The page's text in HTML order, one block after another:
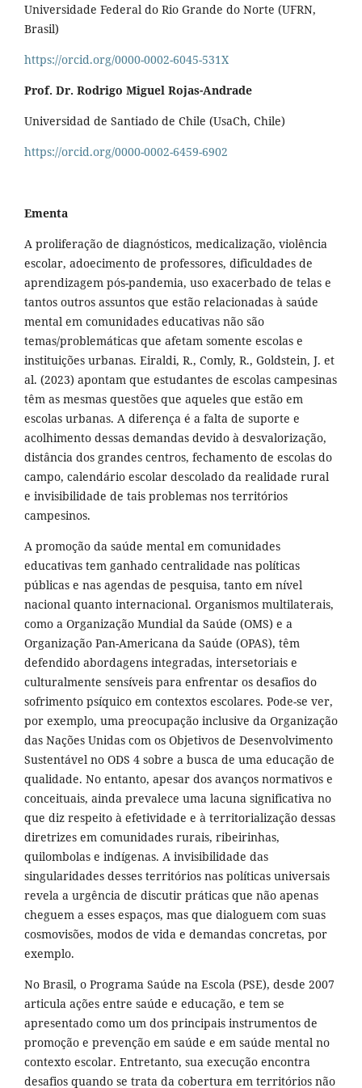
Universidade Federal do Rio Grande do Norte (UFRN,
Brasil)
https://orcid.org/0000-0002-6045-531X
Prof. Dr. Rodrigo Miguel Rojas-Andrade
Universidad de Santiado de Chile (UsaCh, Chile)
https://orcid.org/0000-0002-6459-6902
Ementa
A proliferação de diagnósticos, medicalização, violência
escolar, adoecimento de professores, dificuldades de
aprendizagem pós-pandemia, uso exacerbado de telas e
tantos outros assuntos que estão relacionadas à saúde
mental em comunidades educativas não são
temas/problemáticas que afetam somente escolas e
instituições urbanas. Eiraldi, R., Comly, R., Goldstein, J. et
al. (2023) apontam que estudantes de escolas campesinas
têm as mesmas questões que aqueles que estão em
escolas urbanas. A diferença é a falta de suporte e
acolhimento dessas demandas devido à desvalorização,
distância dos grandes centros, fechamento de escolas do
campo, calendário escolar descolado da realidade rural
e invisibilidade de tais problemas nos territórios
campesinos.
A promoção da saúde mental em comunidades
educativas tem ganhado centralidade nas políticas
públicas e nas agendas de pesquisa, tanto em nível
nacional quanto internacional. Organismos multilaterais,
como a Organização Mundial da Saúde (OMS) e a
Organização Pan-Americana da Saúde (OPAS), têm
defendido abordagens integradas, intersetoriais e
culturalmente sensíveis para enfrentar os desafios do
sofrimento psíquico em contextos escolares. Pode-se ver,
por exemplo, uma preocupação inclusive da Organização
das Nações Unidas com os Objetivos de Desenvolvimento
Sustentável no ODS 4 sobre a busca de uma educação de
qualidade. No entanto, apesar dos avanços normativos e
conceituais, ainda prevalece uma lacuna significativa no
que diz respeito à efetividade e à territorialização dessas
diretrizes em comunidades rurais, ribeirinhas,
quilombolas e indígenas. A invisibilidade das
singularidades desses territórios nas políticas universais
revela a urgência de discutir práticas que não apenas
cheguem a esses espaços, mas que dialoguem com suas
cosmovisões, modos de vida e demandas concretas, por
exemplo.
No Brasil, o Programa Saúde na Escola (PSE), desde 2007
articula ações entre saúde e educação, e tem se
apresentado como um dos principais instrumentos de
promoção e prevenção em saúde e em saúde mental no
contexto escolar. Entretanto, sua execução encontra
desafios quando se trata da cobertura em territórios não